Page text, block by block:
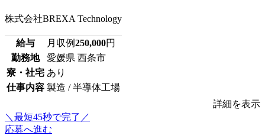
株式会社BREXA Technology
給与 月収例250,000円
勤務地
愛媛県 西条市
寮・社宅 あり
仕事内容 製造 / 半導体工場
詳細を表示
＼最短45秒で完了／
応募へ進む